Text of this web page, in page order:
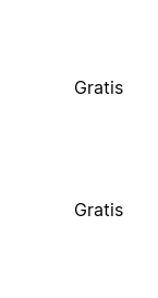
Gratis
Gratis